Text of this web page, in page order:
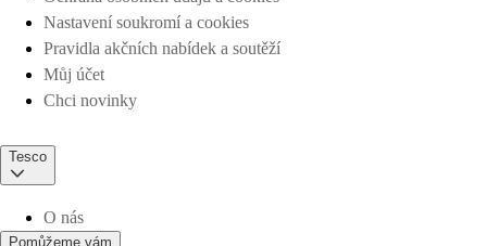
Nastavení soukromí a cookies
Pravidla akčních nabídek a soutěží
Můj účet
Chci novinky
Tesco
O nás
Pomůžeme vám